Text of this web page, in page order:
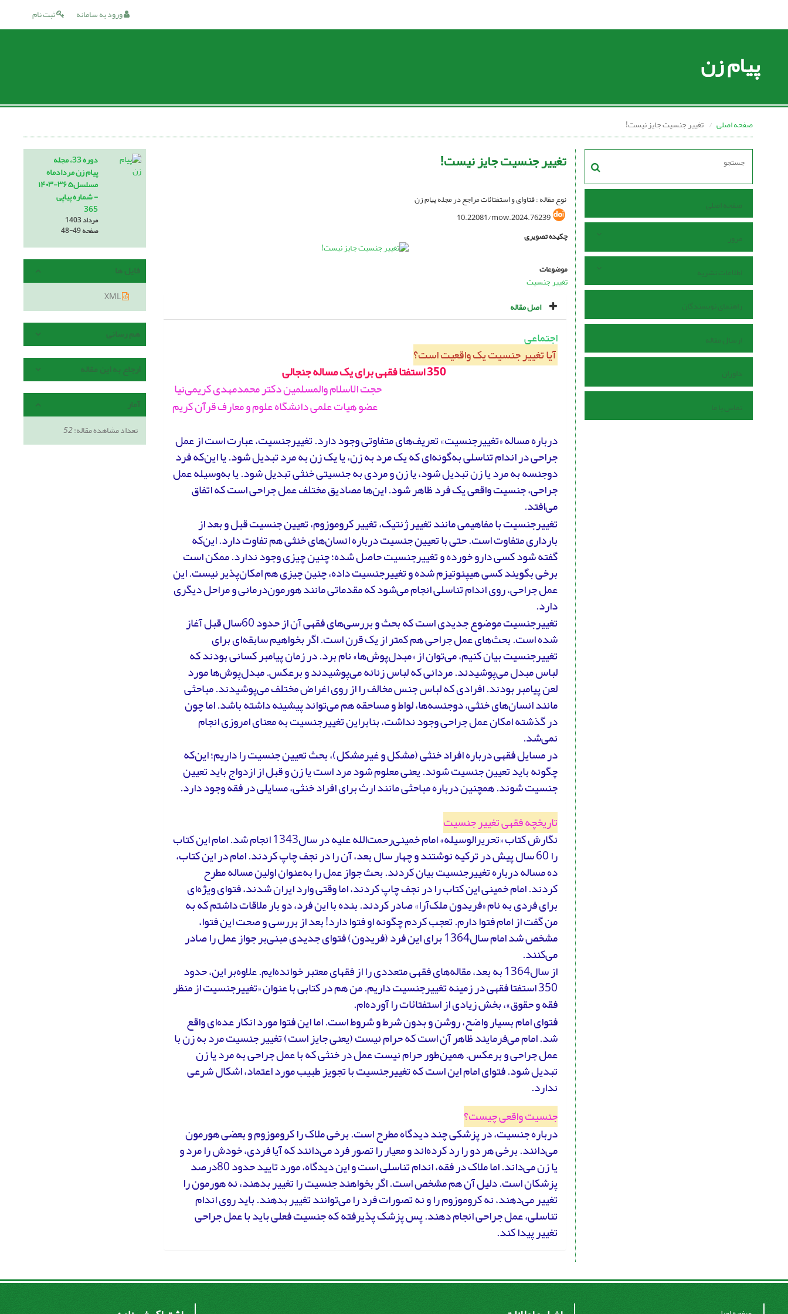
ثبت نام ورود به سامانه
پیام زن
صفحه اصلی تغییر جنسیت جایز نیست!
صفحه اصلی
مرور
اطلاعات نشریه
راهنمای نویسندگان
ارسال مقاله
داوران
تماس با ما
تغییر جنسیت جایز نیست!
نوع مقاله : فتاوای و استفتائات مراجع در مجله پیام زن
10.22081/mow.2024.76239
چکیده تصویری
موضوعات
تغییر جنسیت
اصل مقاله
اجتماعی
آیا تغییر جنسیت یک واقعیت است؟
350 استفتا فقهی برای یک مساله جنجالی
حجت الاسلام والمسلمین دکتر محمدمهدی کریمی‌نیا
عضو هیات علمی دانشگاه علوم و معارف قرآن کریم
درباره مساله «تغییرجنسیت» تعریف‌های متفاوتی وجود دارد. تغییرجنسیت، عبارت است از عمل
جراحی در اندام تناسلی به‌گونه‌ای که یک مرد به زن، یا یک زن به مرد تبدیل شود. یا این‌که فرد
دوجنسه به مرد یا زن تبدیل شود، یا زن و مردی به جنسیتی خنثی تبدیل شود. یا به‌وسیله عمل
جراحی، جنسیت واقعی یک فرد ظاهر شود. این‌ها مصادیق مختلف عمل جراحی است که اتفاق
می‌افتد.
تغییرجنسیت با مفاهیمی مانند تغییر ژنتیک، تغییر کروموزوم، تعیین جنسیت قبل و بعد از
بارداری متفاوت است. حتی با تعیین جنسیت درباره انسان‌های خنثی هم تفاوت دارد. این‌که
گفته شود کسی دارو خورده و تغییرجنسیت حاصل شده؛ چنین چیزی وجود ندارد. ممکن است
برخی بگویند کسی هیپنوتیزم شده و تغییرجنسیت داده، چنین چیزی هم امکان‌پذیر نیست. این
عمل جراحی، روی اندام تناسلی انجام می‌شود که مقدماتی مانند هورمون‌درمانی و مراحل دیگری
دارد.
تغییرجنسیت موضوع جدیدی است که بحث و بررسی‌های فقهی آن از حدود 60سال قبل آغاز
شده است. بحث‌های عمل جراحی هم کمتر از یک قرن است. اگر بخواهیم سابقه‌ای برای
تغییرجنسیت بیان کنیم، می‌توان از «مبدل‌پوش‌ها» نام برد. در زمان پیامبر کسانی بودند که
لباس مبدل می‌پوشیدند. مردانی که لباس زنانه می‌پوشیدند و برعکس. مبدل‌پوش‌ها مورد
لعن پیامبر بودند. افرادی که لباس جنس مخالف را از روی اغراض مختلف می‌پوشیدند. مباحثی
مانند انسان‌های خنثی، دوجنسه‌ها، لواط و مساحقه هم می‌تواند پیشینه داشته باشد. اما چون
در گذشته امکان عمل جراحی وجود نداشت، بنابراین تغییرجنسیت به معنای امروزی انجام
نمی‌شد.
در مسایل فقهی درباره افراد خنثی ‌(مشکل و غیرمشکل)، بحث تعیین جنسیت را داریم؛ این‌که
چگونه باید تعیین جنسیت شوند. یعنی معلوم شود مرد است یا زن و قبل از ازدواج باید تعیین
جنسیت شوند. همچنین درباره مباحثی مانند ارث برای افراد خنثی، مسایلی در فقه وجود دارد.
تاریخچه فقهی تغییر جنسیت
نگارش کتاب «تحریرالوسیله» امام خمینی‌رحمت‌الله علیه در سال1343 انجام شد. امام این کتاب
را 60 سال پیش در ترکیه نوشتند و چهار سال بعد، آن را در نجف چاپ کردند. امام در این کتاب،
ده مساله درباره تغییرجنسیت بیان کردند. بحث جواز عمل را به‌عنوان اولین مساله مطرح
کردند. امام خمینی این کتاب را در نجف چاپ کردند، اما وقتی وارد ایران شدند، فتوای ویژه‌ای
برای فردی به نام «فریدون ملک‌آرا» صادر کردند. بنده با این فرد، دو بار ملاقات داشتم که به
من گفت از امام فتوا دارم. تعجب کردم چگونه او فتوا دارد! بعد از بررسی و صحت این فتوا،
مشخص شد امام سال1364 برای این فرد (فریدون) فتوای جدیدی مبنی‌بر جواز عمل را صادر
می‌کنند.
از سال1364 به بعد، مقاله‌های فقهی متعددی را از فقهای معتبر خوانده‌ایم. علاوه‌بر این، حدود
350 استفتا فقهی در زمینه تغییرجنسیت داریم. من هم در کتابی با عنوان «تغییرجنسیت از منظر
فقه و حقوق»، بخش زیادی از استفتائات را آورده‌ام.
فتوای امام بسیار واضح، روشن و بدون شرط و شروط است. اما این فتوا مورد انکار عده‌ای واقع
شد. امام می‌فرمایند ظاهر آن است که حرام نیست (یعنی جایز است) تغییر جنسیت مرد به زن با
عمل جراحی و برعکس. همین‌طور حرام نیست عمل در خنثی که با عمل جراحی به مرد یا زن
تبدیل شود. فتوای امام این است که تغییرجنسیت با تجویز طبیب مورد اعتماد، اشکال شرعی
ندارد.
جنسیت واقعی چیست؟
درباره جنسیت، در پزشکی چند دیدگاه مطرح است. برخی ملاک را کروموزوم و بعضی هورمون
می‌دانند. برخی هر دو را رد کرده‌اند و معیار را تصور فرد می‌دانند که آیا فردی، خودش را مرد و
یا زن می‌داند. اما ملاک در فقه، اندام تناسلی است و این دیدگاه، مورد تایید حدود 80درصد
پزشکان است. دلیل آن هم مشخص است. اگر بخواهند جنسیت را تغییر بدهند، نه هورمون را
تغییر می‌دهند، نه کروموزوم را و نه تصورات فرد را می‌توانند تغییر بدهند. باید روی اندام
تناسلی، عمل جراحی انجام دهند. پس پزشک پذیرفته که جنسیت فعلی باید با عمل جراحی
تغییر پیدا کند.
دوره 33، مجله
پیام زن مردادماه
مسلسل۳۶۵-۱۴۰۳
- شماره پیاپی
365
مرداد 1403
صفحه48-49
فایل ها
XML
هم رسانی
ارجاع به این مقاله
آمار
تعداد مشاهده مقاله:52